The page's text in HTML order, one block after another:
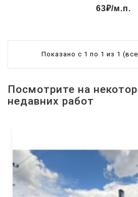
63₽/м.п.
Показано с 1 по 1 из 1
Посмотрите на
недавних работ